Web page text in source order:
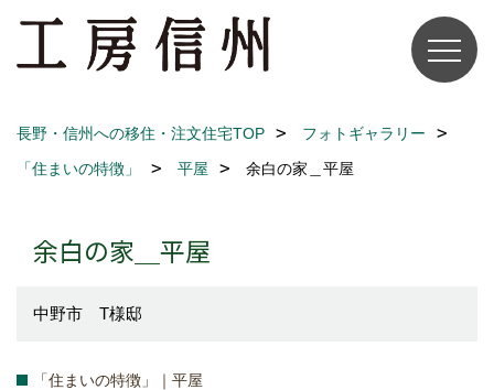
長野・信州への移住・注文住宅TOP
フォトギャラリー
「住まいの特徴」
平屋 余白の家＿平屋
余白の家＿平屋
中野市 T様邸
「住まいの特徴」｜平屋